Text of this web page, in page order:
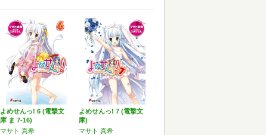
よめせんっ! 6 (電撃文
庫 ま 7-16)
マサト 真希
よめせんっ! 7 (電撃文
庫)
マサト 真希